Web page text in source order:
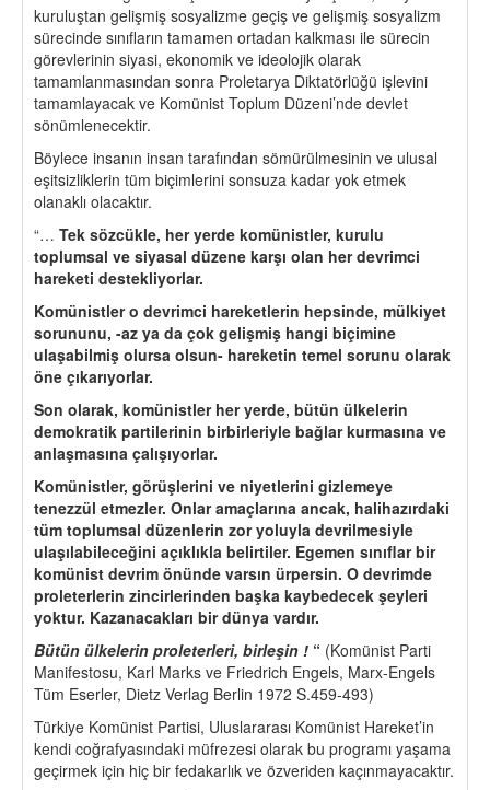
kuruluştan gelişmiş sosyalizme geçiş ve gelişmiş sosyalizm
sürecinde sınıfların tamamen ortadan kalkması ile sürecin
görevlerinin siyasi, ekonomik ve ideolojik olarak
tamamlanmasından sonra Proletarya Diktatörlüğü işlevini
tamamlayacak ve Komünist Toplum Düzeni’nde devlet
sönümlenecektir.
Böylece insanın insan tarafından sömürülmesinin ve ulusal
eşitsizliklerin tüm biçimlerini sonsuza kadar yok etmek
olanaklı olacaktır.
“… Tek sözcükle, her yerde komünistler, kurulu
toplumsal ve siyasal düzene karşı olan her devrimci
hareketi destekliyorlar.
Komünistler o devrimci hareketlerin hepsinde, mülkiyet
sorununu, -az ya da çok gelişmiş hangi biçimine
ulaşabilmiş olursa olsun- hareketin temel sorunu olarak
öne çıkarıyorlar.
Son olarak, komünistler her yerde, bütün ülkelerin
demokratik partilerinin birbirleriyle bağlar kurmasına ve
anlaşmasına çalışıyorlar.
Komünistler, görüşlerini ve niyetlerini gizlemeye
tenezzül etmezler. Onlar amaçlarına ancak, halihazırdaki
tüm toplumsal düzenlerin zor yoluyla devrilmesiyle
ulaşılabileceğini açıklıkla belirtiler. Egemen sınıflar bir
komünist devrim önünde varsın ürpersin. O devrimde
proleterlerin zincirlerinden başka kaybedecek şeyleri
yoktur. Kazanacakları bir dünya vardır.
Bütün ülkelerin proleterleri, birleşin ! “ (Komünist Parti
Manifestosu, Karl Marks ve Friedrich Engels, Marx-Engels
Tüm Eserler, Dietz Verlag Berlin 1972 S.459-493)
Türkiye Komünist Partisi, Uluslararası Komünist Hareket’in
kendi coğrafyasındaki müfrezesi olarak bu programı yaşama
geçirmek için hiç bir fedakarlık ve özveriden kaçınmayacaktır.